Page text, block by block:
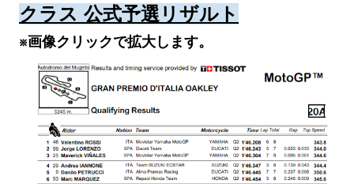
クラス 公式予選リザルト
※画像クリックで拡大します。